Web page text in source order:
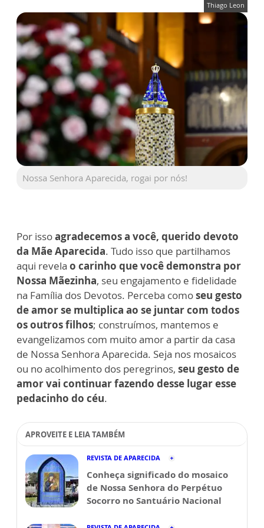
Thiago Leon
Nossa Senhora Aparecida, rogai por nós!
Por issoagradecemos a você, querido devoto
da Mãe Aparecida. Tudo isso que partilhamos
aqui revela o carinho que você demonstra por
Nossa Mãezinha, seu engajamento e fidelidade
na Família dos Devotos. Perceba comoseu gesto
de amor se multiplica ao se juntar com todos
os outros filhos; construímos, mantemos e
evangelizamos com muito amor a partir da casa
de Nossa Senhora Aparecida. Seja nos mosaicos
ou no acolhimento dos peregrinos, seu gesto de
amor vai continuar fazendo desse lugar esse
pedacinho do céu.
APROVEITE E LEIA TAMBÉM
REVISTA DE APARECIDA
Conheça significado do mosaico
de Nossa Senhora do Perpétuo
Socorro no Santuário Nacional